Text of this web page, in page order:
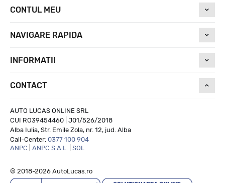
CONTUL MEU
NAVIGARE RAPIDA
INFORMATII
CONTACT
AUTO LUCAS ONLINE SRL
CUI RO39454460 | J01/526/2018
Alba Iulia, Str. Emile Zola, nr. 12, jud. Alba
Call-Center: 0377 100 904
ANPC
ANPC S.A.L. SOL
© 2018-2026 AutoLucas.ro